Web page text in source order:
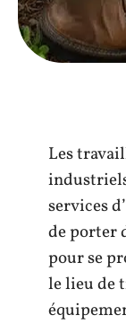
Les
services
de porter
pour se
le lieu de